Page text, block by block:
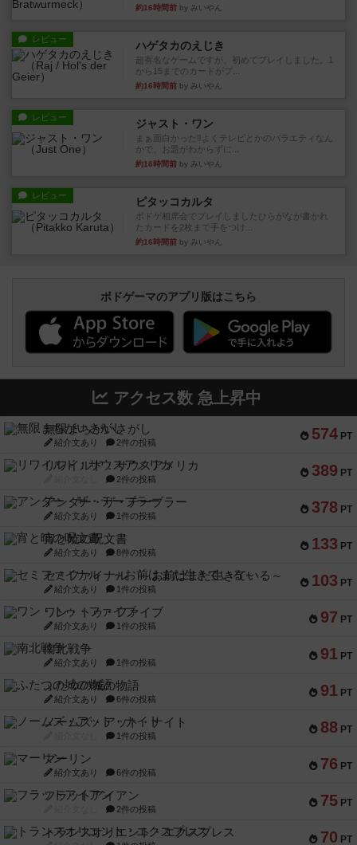
約16時間前 by みいやん
レビュー ハゲタカのえじき
超有名なゲームですが、初めてプレイしました。1
から15までのカードがプ...
約16時間前 by みいやん
レビュー ジャスト・ワン
まぁ面白かった‼️よくテレビとかのバラエティなん
かで、お題がわからずに...
約16時間前 by みいやん
レビュー ピタッコカルタ
ボドゲ相席会でプレイしましたひらがなが書かれ
たカードを2枚まで手をつけ...
約16時間前 by みいやん
ボドゲーマのアプリ版はこちら
アクセス数 急上昇中
574 PT
無限まちがいさがし
紹介文あり 2件の投稿
389 PT
リワイルド：サウスアメリカ
2件の投稿
378 PT
アンダー・ザ・テーブラー
紹介文あり 1件の投稿
133 PT
宵と暁の呪文書
紹介文あり 8件の投稿
103 PT
セミファイナル ～お前はまだ生きている～
紹介文あり 1件の投稿
97 PT
ワン・トゥ・ファイブ
紹介文あり 1件の投稿
91 PT
南北戦争
紹介文あり 1件の投稿
91 PT
ふたつの城の物語
紹介文あり 6件の投稿
88 PT
ノームズ・アット・ナイト
1件の投稿
76 PT
マーリン
紹介文あり 6件の投稿
75 PT
フラットアイアン
2件の投稿
70 PT
トランスオリエント・エクスプレス